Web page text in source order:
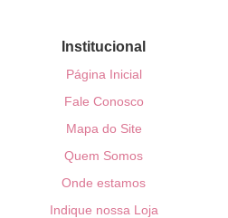
Institucional
Página Inicial
Fale Conosco
Mapa do Site
Quem Somos
Onde estamos
Indique nossa Loja